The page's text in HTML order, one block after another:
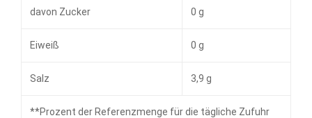
davon Zucker 0 g
Eiweiß 0 g
Salz 3,9 g
**Prozent der Referenzmenge für die tägliche Zufuhr